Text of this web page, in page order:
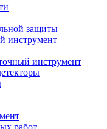
защиты
инструмент
инструмент
работ